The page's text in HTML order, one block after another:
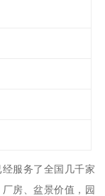
服务了全国几千家
房、盆景价值，园